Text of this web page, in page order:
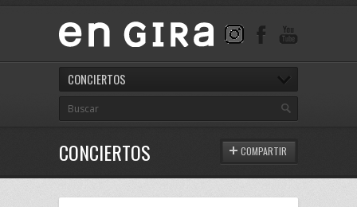
CONCIERTOS
CONCIERTOS COMPARTIR